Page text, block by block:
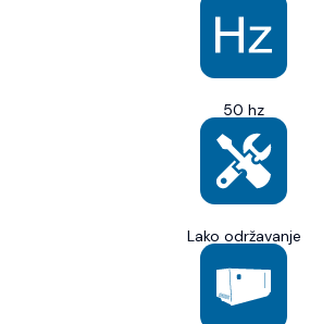
50 hz
Lako održavanje